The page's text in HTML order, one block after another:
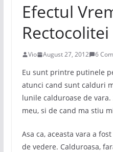
Efectul
Rectocolitei
Vio August 27, 2012 6
Eu sunt printre putinele
atunci cand sunt calduri
lunile calduroase de
meu, si de cand ma stiu
Asa ca, aceasta vara a
de vedere. Calduroasa,